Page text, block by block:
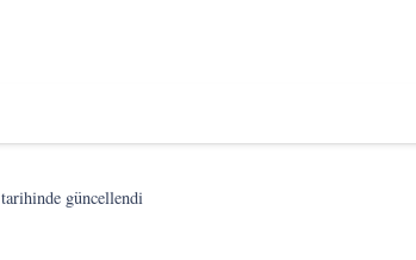
tarihinde güncellendi